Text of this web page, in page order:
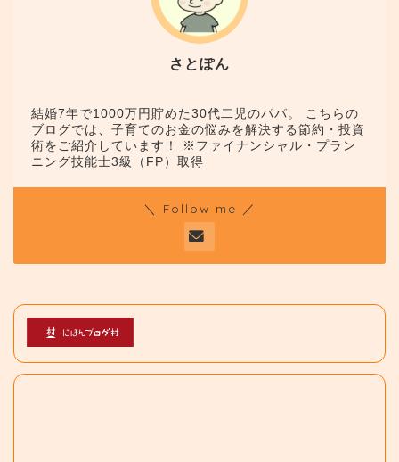
さとぽん
結婚7年で1000万円貯めた30代二児のパパ。 こちらの
ブログでは、子育てのお金の悩みを解決する節約・投資
術をご紹介しています！ ※ファイナンシャル・プラン
ニング技能士3級（FP）取得
＼ Follow me ／